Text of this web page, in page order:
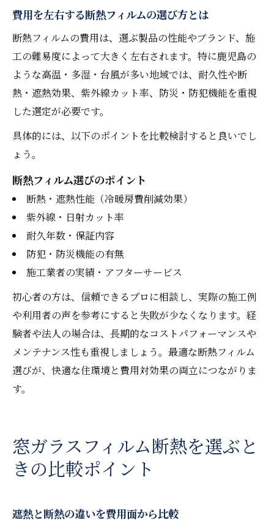
費用を左右する断熱フィルムの選び方とは
断熱フィルムの費用は、選ぶ製品の性能やブランド、施
工の難易度によって大きく左右されます。特に鹿児島の
ような高温・多湿・台風が多い地域では、耐久性や断
熱・遮熱効果、紫外線カット率、防災・防犯機能を重視
した選定が必要です。
具体的には、以下のポイントを比較検討すると良いでし
ょう。
断熱フィルム選びのポイント
断熱・遮熱性能（冷暖房費削減効果）
紫外線・日射カット率
耐久年数・保証内容
防犯・防災機能の有無
施工業者の実績・アフターサービス
初心者の方は、信頼できるプロに相談し、実際の施工例
や利用者の声を参考にすると失敗が少なくなります。経
験者や法人の場合は、長期的なコストパフォーマンスや
メンテナンス性も重視しましょう。最適な断熱フィルム
選びが、快適な住環境と費用対効果の両立につながりま
す。
窓ガラスフィルム断熱を選ぶと
きの比較ポイント
遮熱と断熱の違いを費用面から比較